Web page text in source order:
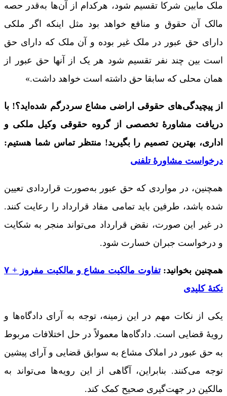
ملک مابین شرکا تقسیم شود، هرکدام از آن‌ها به‌قدر حصه
مالک آن حقوق و منافع خواهد بود مثل اینکه اگر ملکی
دارای حق عبور در ملک غیر بوده و آن ملک که دارای حق
است بین چند نفر تقسیم شود هر یک از آنها حق عبور از
همان محلی که سابقا حق داشته است خواهد داشت.»
از پیچیدگی‌های حقوقی اراضی مشاع سردرگم شده‌اید؟! با
دریافت مشاورۀ تخصصی از گروه حقوقی وکیل ملکی و
اداری، بهترین تصمیم را بگیرید! منتظر تماس شما هستیم:
درخواست مشاورۀ تلفنی
همچنین، در مواردی که حق عبور به‌صورت قراردادی تعیین
شده باشد، طرفین باید تمامی مفاد قرارداد را رعایت کنند.
در غیر این صورت، نقض قرارداد می‌تواند منجر به شکایت
و درخواست جبران خسارت شود.
همچنین بخوانید:
تفاوت مالکیت مشاع و مالکیت مفروز + ۷
نکتۀ کلیدی
یکی از نکات مهم در این زمینه، توجه به آرای دادگاه‌ها و
رویۀ قضایی است. دادگاه‌ها معمولاً در حل اختلافات مربوط
به حق عبور در املاک مشاع به سوابق قضایی و آرای پیشین
توجه می‌کنند. بنابراین، آگاهی از این رویه‌ها می‌تواند به
مالکین در جهت‌گیری صحیح کمک کند.